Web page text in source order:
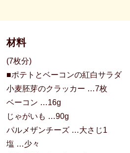
材料
(7枚分)
■ポテトとベーコンの紅白サラダ
小麦胚芽のクラッカー …7枚
ベーコン …16g
じゃがいも …90g
パルメザンチーズ …大さじ1
塩 …少々